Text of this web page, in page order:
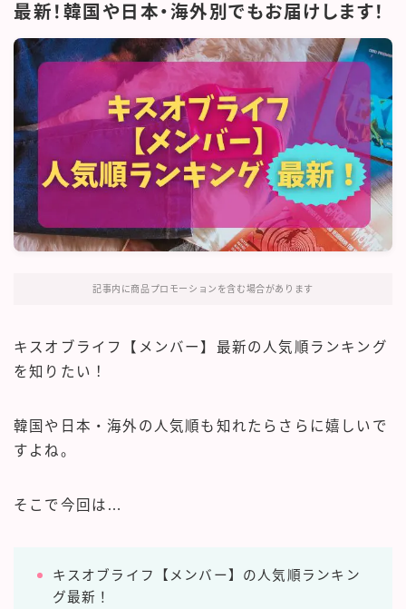
最新！韓国や日本・海外別でもお届けします！
記事内に商品プロモーションを含む場合があります
キスオブライフ【メンバー】最新の人気順ランキング
を知りたい！
韓国や日本・海外の人気順も知れたらさらに嬉しいで
すよね。
そこで今回は…
キスオブライフ【メンバー】の人気順ランキン
グ最新！